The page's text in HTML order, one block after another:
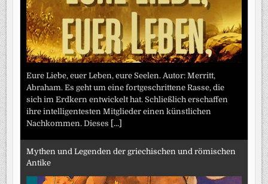
Eure Liebe, euer Leben, eure Seelen. Autor: Merritt,
Abraham. Es geht um eine fortgeschrittene Rasse, die
sich im Erdkern entwickelt hat. Schließlich erschaffen
ihre intelligentesten Mitglieder einen künstlichen
Nachkommen. Dieses [...]
Mythen und Legenden der griechischen und römischen
Antike